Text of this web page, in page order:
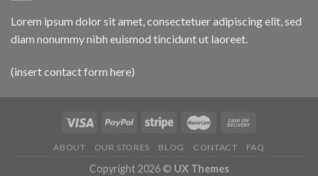
Lorem ipsum dolor sit amet, consectetuer adipiscing elit, sed
diam nonummy nibh euismod tincidunt ut laoreet.
(insert contact form here)
ABOUT OUR STORES BLOG CONTACT FAQ
Copyright 2026 © UX Themes